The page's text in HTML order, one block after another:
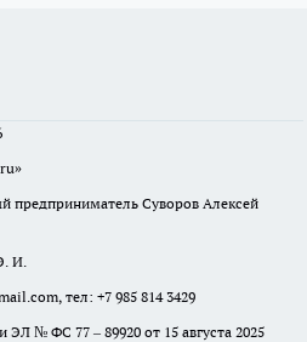
предприниматель Суворов Алексей
И.
, тел: +7 985 814 3429
ЭЛ № ФС 77 – 89920 от 15 августа 2025